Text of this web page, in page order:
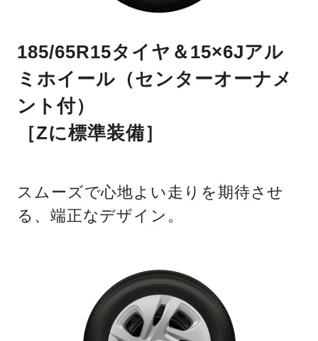
185/65R15タイヤ＆15×6Jアル
ミホイール（センターオーナメ
ント付）
［Zに標準装備］
スムーズで心地よい走りを期待させ
る、端正なデザイン。